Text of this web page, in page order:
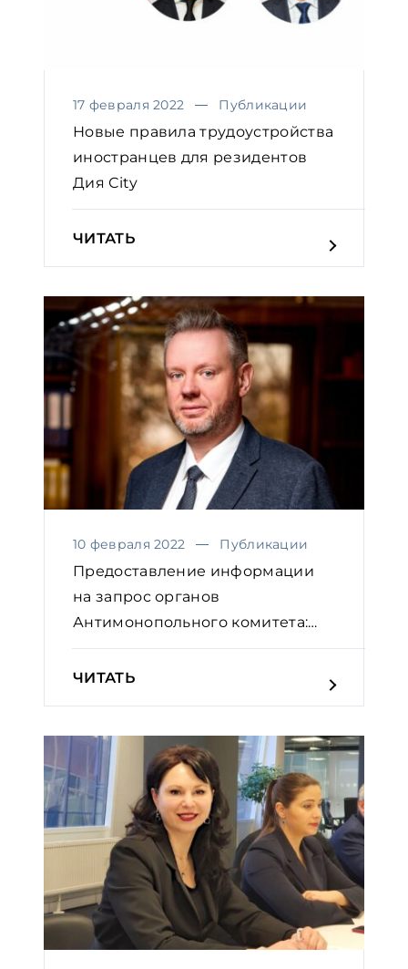
17 февраля 2022 Публикации
Новые правила трудоустройства
иностранцев для резидентов
Дия Сity
ЧИТАТЬ
10 февраля 2022 Публикации
Предоставление информации
на запрос органов
Антимонопольного комитета:
практичес...
ЧИТАТЬ